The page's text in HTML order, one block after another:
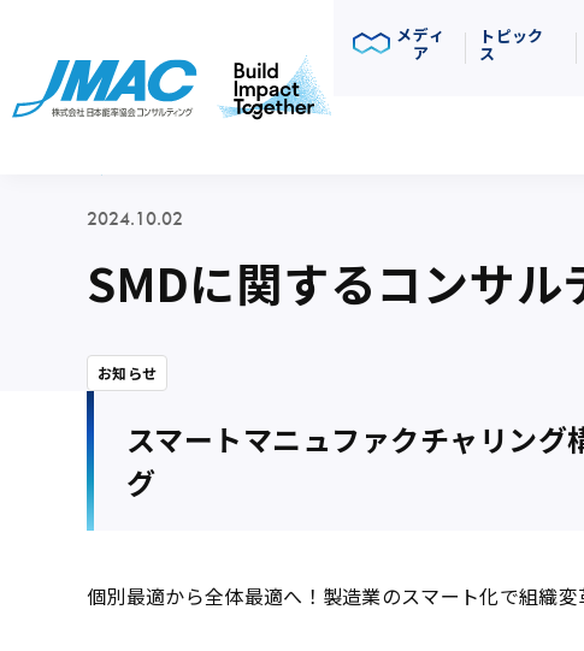
メディ
ア
トピック
ス
SMDに関するコンサ
2024.10.02
お知らせ
スマートマニュファクチャリン
グ
個別最適から全体最適へ！製造業のスマート化で組織変